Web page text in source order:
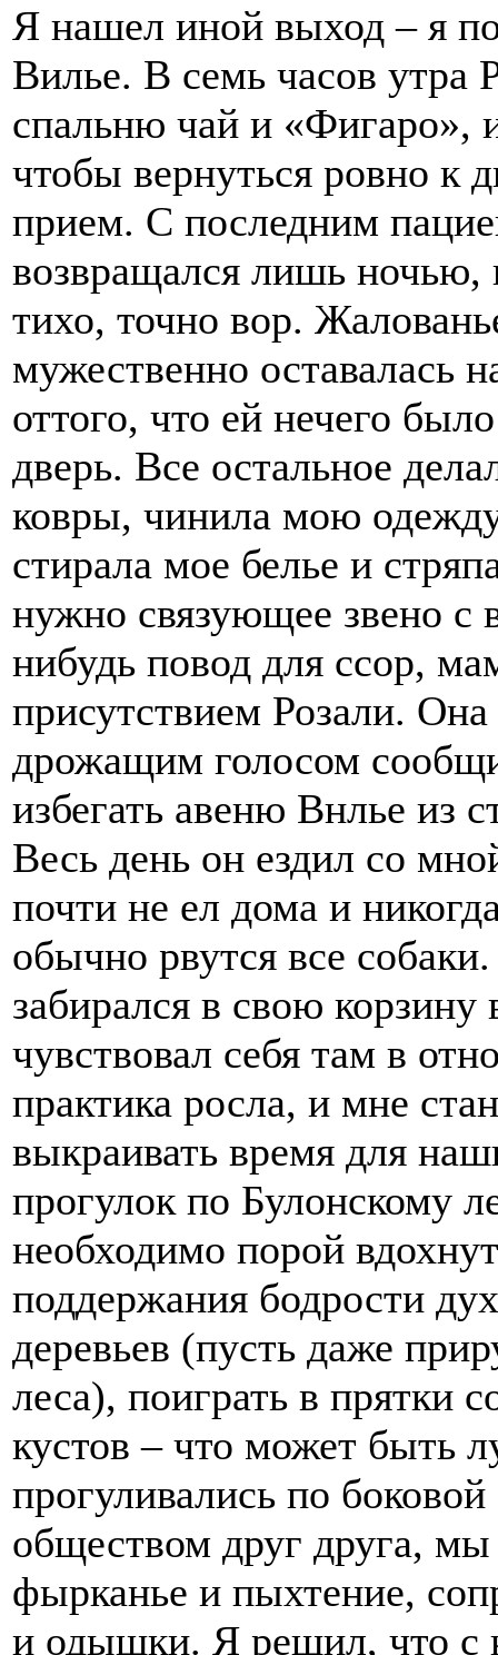
Я нашел иной выход – я
Вилье. В семь часов утра
спальню чай и «Фигаро»,
чтобы вернуться ровно к
прием. С последним
возвращался лишь ночью,
тихо, точно вор.
мужественно оставалась
оттого, что ей нечего
дверь. Все остальное
ковры, чинила мою
стирала мое белье и
нужно связующее звено
нибудь повод для ссор,
присутствием Розали.
дрожащим голосом
избегать авеню Внлье из
Весь день он ездил со
почти не ел дома и
обычно рвутся все
забирался в свою корзину
чувствовал себя там в
практика росла, и мне
выкраивать время для
прогулок по Булонскому
необходимо порой
поддержания бодрости
деревьев (пусть даже
леса), поиграть в прятки
кустов – что может быть
прогуливались по
обществом друг друга,
фырканье и пыхтение,
и одышки. Я решил, что с